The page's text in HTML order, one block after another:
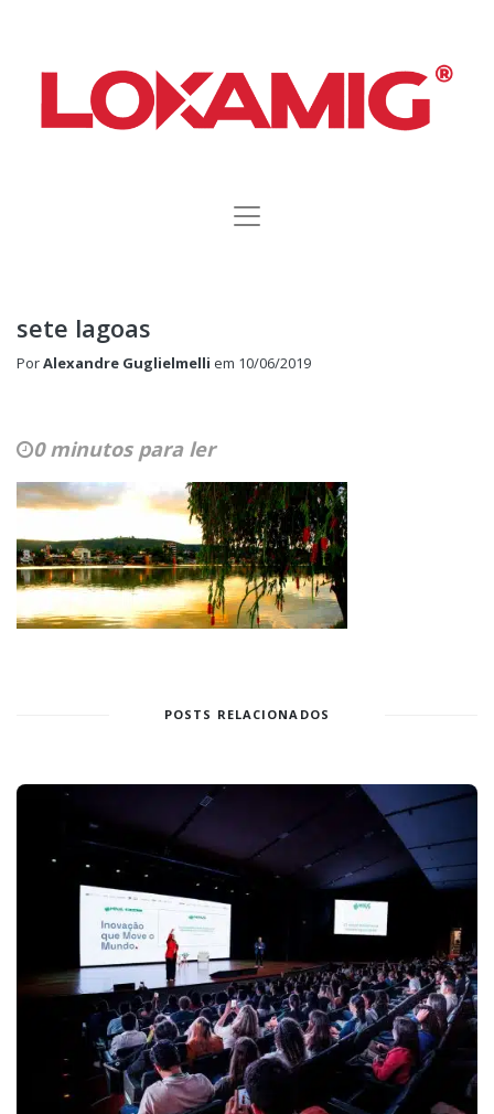
sete lagoas
PorAlexandre Guglielmelli em 10/06/2019
0 minutos para ler
POSTS RELACIONADOS